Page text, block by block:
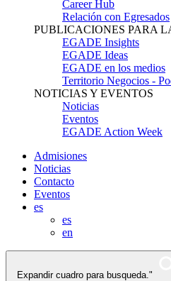
Career Hub
Relación con Egresados
PUBLICACIONES PARA
EGADE Insights
EGADE Ideas
EGADE en los medios
Territorio Negocios -
NOTICIAS Y EVENTOS
Noticias
Eventos
EGADE Action Week
Admisiones
Noticias
Contacto
Eventos
es
es
en
Expandir cuadro para busqueda."